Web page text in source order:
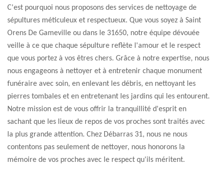
C'est pourquoi nous proposons des services de nettoyage de
sépultures méticuleux et respectueux. Que vous soyez à Saint
Orens De Gameville ou dans le 31650, notre équipe dévouée
veille à ce que chaque sépulture reflète l'amour et le respect
que vous portez à vos êtres chers. Grâce à notre expertise, nous
nous engageons à nettoyer et à entretenir chaque monument
funéraire avec soin, en enlevant les débris, en nettoyant les
pierres tombales et en entretenant les jardins qui les entourent.
Notre mission est de vous offrir la tranquillité d'esprit en
sachant que les lieux de repos de vos proches sont traités avec
la plus grande attention. Chez Débarras 31, nous ne nous
contentons pas seulement de nettoyer, nous honorons la
mémoire de vos proches avec le respect qu'ils méritent.